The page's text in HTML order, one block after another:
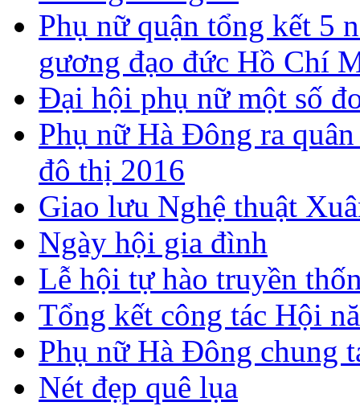
Phụ nữ quận tổng kết 5
gương đạo đức Hồ Chí
Đại hội phụ nữ một số
Phụ nữ Hà Đông ra
đô thị 2016
Giao lưu Nghệ thuật
Ngày hội gia đình
Lễ hội tự hào truyền
Tổng kết công tác Hội
Phụ nữ Hà Đông chung
Nét đẹp quê lụa